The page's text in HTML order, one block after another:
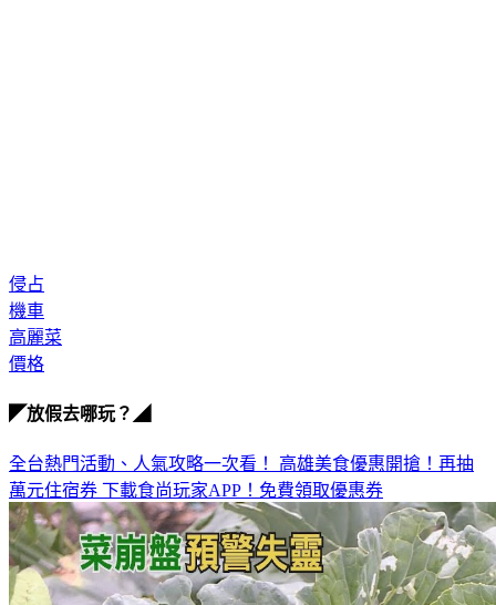
侵占
機車
高麗菜
價格
◤放假去哪玩？◢
全台熱門活動、人氣攻略一次看！高雄美食優惠開搶！再抽
萬元住宿券下載食尚玩家APP！免費領取優惠券